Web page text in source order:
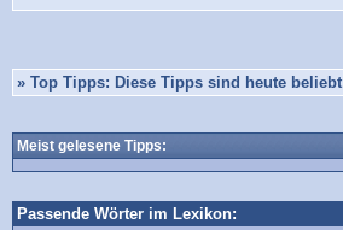
» Top Tipps: Diese Tipps sind heute beliebt
Meist gelesene Tipps:
Passende Wörter im Lexikon: